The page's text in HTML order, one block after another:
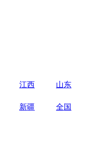
江西 山东
新疆
全国